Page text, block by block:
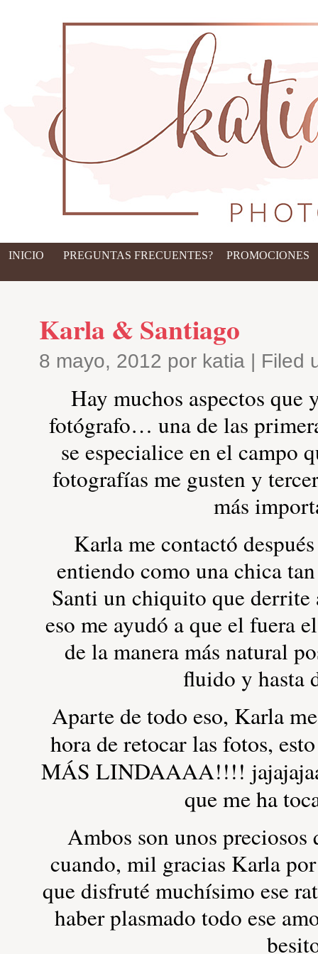
INICIO PREGUNTAS FRECUENTES? PROMOCIONES
Karla & Santiago
8 mayo, 2012 por katia | Filed
Hay muchos aspectos que
fotógrafo… una de las
se especialice en el campo
fotografías me gusten y
más
Karla me contactó
entiendo como una chica
Santi un chiquito que
eso me ayudó a que el fuera
de la manera más natural
fluido y hasta
Aparte de todo eso, Karla
hora de retocar las fotos,
MÁS LINDAAAA!!!!
que me ha
Ambos son unos
cuando, mil gracias Karla
que disfruté muchísimo ese
haber plasmado todo ese